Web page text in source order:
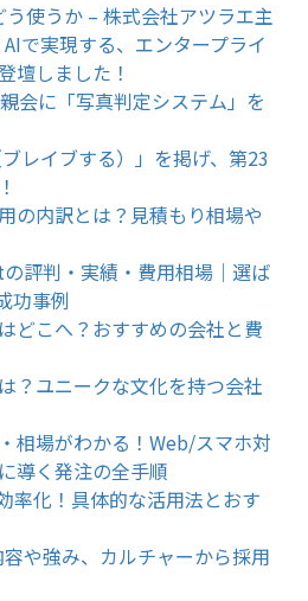
使うか – 株式会社アツラエ主
で実現する、エンタープライ
壇しました！
会に「写真判定システム」を
ブレイブする）」を掲げ、第23
の内訳とは？見積もり相場や
評判・実績・費用相場｜選ば
功事例
どこへ？おすすめの会社と費
？ユニークな文化を持つ会社
相場がわかる！Web/スマホ対
導く発注の全手順
率化！具体的な活用法とおす
や強み、カルチャーから採用